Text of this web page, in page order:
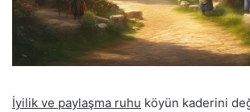
İyilik ve paylaşma ruhu köyün kaderini